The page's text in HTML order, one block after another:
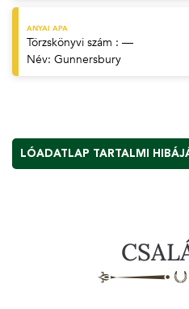
ANYAI APA
Törzskönyvi szám : —
Név: Gunnersbury
LÓADATLAP TARTALMI